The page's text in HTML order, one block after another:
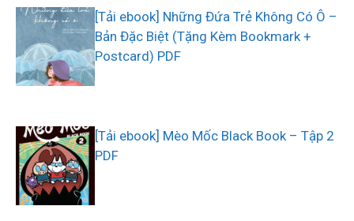
[Tải ebook] Những Đứa Trẻ Không Có Ô –
Bản Đặc Biệt (Tặng Kèm Bookmark +
Postcard) PDF
[Tải ebook] Mèo Mốc Black Book – Tập 2
PDF